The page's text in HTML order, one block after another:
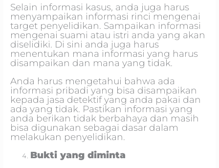
Selain informasi kasus, anda juga harus
menyampaikan informasi rinci mengenai
target penyelidikan. Sampaikan informasi
mengenai suami atau istri anda yang akan
diselidiki. Di sini anda juga harus
menentukan mana informasi yang harus
disampaikan dan mana yang tidak.
Anda harus mengetahui bahwa ada
informasi pribadi yang bisa disampaikan
kepada jasa detektif yang anda pakai dan
ada yang tidak. Pastikan informasi yang
anda berikan tidak berbahaya dan masih
bisa digunakan sebagai dasar dalam
melakukan penyelidikan.
Bukti yang diminta